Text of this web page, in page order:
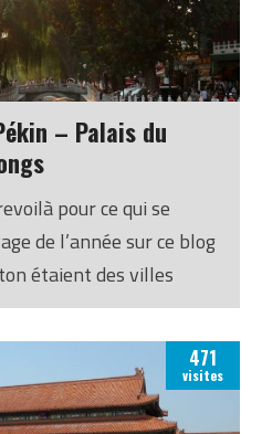
– Palais du
pour ce qui se
de l’année sur ce blog
étaient des villes
autant l’Islande
sympa, mais en
ce voyage met la
Corée du Nord (oui, vous
471
visites